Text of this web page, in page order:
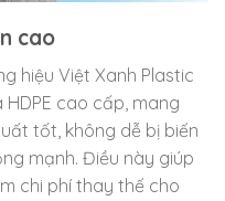
cao
hiệu Việt Xanh Plastic
cao cấp, mang
tốt, không dễ bị biến
mạnh. Điều này giúp
chi phí thay thế cho